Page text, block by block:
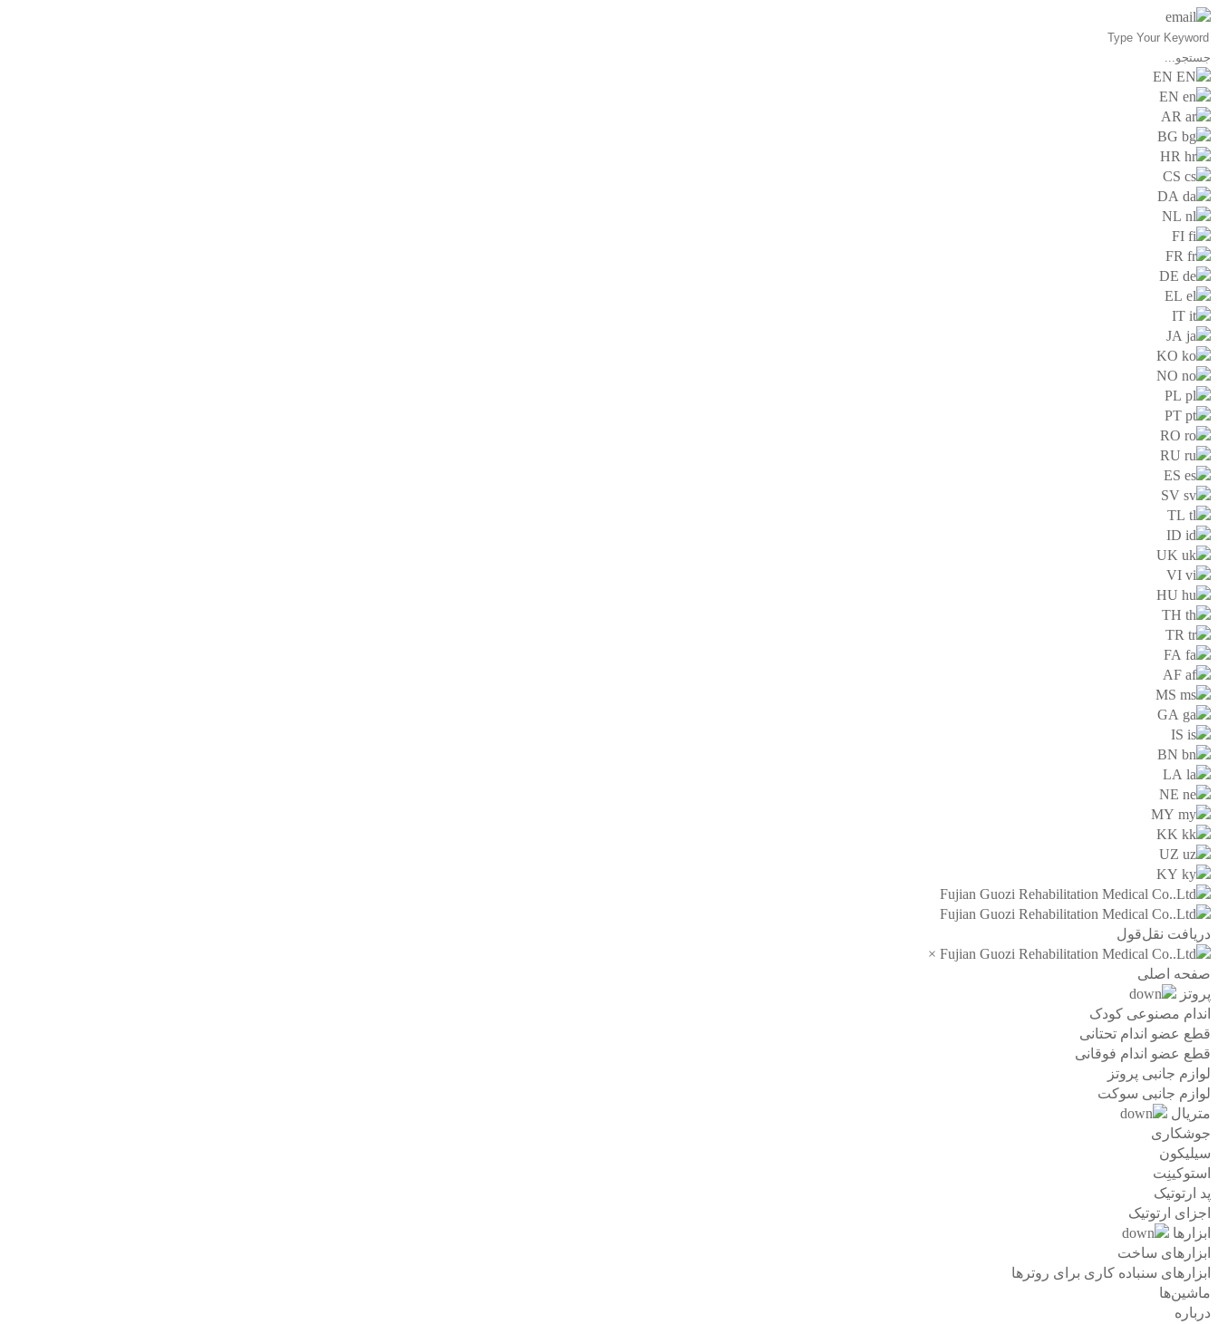
EN
دریافت نقل‌قول
×
صفحه اصلی
پروتز
اندام مصنوعی کودک
قطع عضو اندام تحتانی
قطع عضو اندام فوقانی
لوازم جانبی پروتز
لوازم جانبی سوکت
متریال
جوشکاری
سیلیکون
استوکینِت
پد ارتوتیک
اجزای ارتوتیک
ابزارها
ابزارهای ساخت
ابزارهای سنباده کاری برای روترها
ماشین‌ها
درباره